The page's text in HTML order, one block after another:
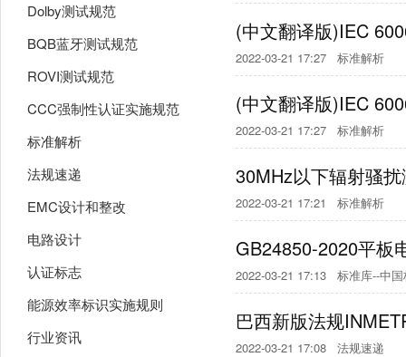
Dolby测试规范
BQB蓝牙测试规范
ROVI测试规范
CCC强制性认证实施规范
标准解析
法规速递
EMC设计和整改
电路设计
认证标志
能源效率标识实施规则
行业资讯
(中文翻译版)IEC
2022-03-21 17:27 标准解析
(中文翻译版)IEC
2022-03-21 17:27 标准解析
30MHz以下辐射骚
2022-03-21 17:21 标准解析
GB24850-2020平板
2022-03-21 17:13 标准库--中
巴西新版法规
2022-03-21 17:08 法规速递